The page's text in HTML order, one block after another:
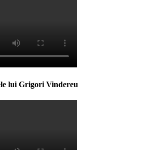
lui Grigori Vindereu